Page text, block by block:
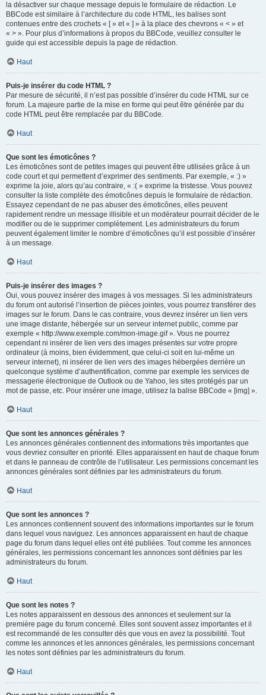
la désactiver sur chaque message depuis le formulaire de rédaction. Le
BBCode est similaire à l’architecture du code HTML, les balises sont
contenues entre des crochets « [ » et « ] » à la place des chevrons « < » et
« > ». Pour plus d’informations à propos du BBCode, veuillez consulter le
guide qui est accessible depuis la page de rédaction.
Haut
Puis-je insérer du code HTML ?
Par mesure de sécurité, il n’est pas possible d’insérer du code HTML sur ce
forum. La majeure partie de la mise en forme qui peut être générée par du
code HTML peut être remplacée par du BBCode.
Haut
Que sont les émoticônes ?
Les émoticônes sont de petites images qui peuvent être utilisées grâce à un
code court et qui permettent d’exprimer des sentiments. Par exemple, « :) »
exprime la joie, alors qu’au contraire, « :( » exprime la tristesse. Vous pouvez
consulter la liste complète des émoticônes depuis le formulaire de rédaction.
Essayez cependant de ne pas abuser des émoticônes, elles peuvent
rapidement rendre un message illisible et un modérateur pourrait décider de le
modifier ou de le supprimer complètement. Les administrateurs du forum
peuvent également limiter le nombre d’émoticônes qu’il est possible d’insérer
à un message.
Haut
Puis-je insérer des images ?
Oui, vous pouvez insérer des images à vos messages. Si les administrateurs
du forum ont autorisé l’insertion de pièces jointes, vous pourrez transférer des
images sur le forum. Dans le cas contraire, vous devrez insérer un lien vers
une image distante, hébergée sur un serveur internet public, comme par
exemple « http://www.exemple.com/mon-image.gif ». Vous ne pourrez
cependant ni insérer de lien vers des images présentes sur votre propre
ordinateur (à moins, bien évidemment, que celui-ci soit en lui-même un
serveur internet), ni insérer de lien vers des images hébergées derrière un
quelconque système d’authentification, comme par exemple les services de
messagerie électronique de Outlook ou de Yahoo, les sites protégés par un
mot de passe, etc. Pour insérer une image, utilisez la balise BBCode « [img] ».
Haut
Que sont les annonces générales ?
Les annonces générales contiennent des informations très importantes que
vous devriez consulter en priorité. Elles apparaissent en haut de chaque forum
et dans le panneau de contrôle de l’utilisateur. Les permissions concernant les
annonces générales sont définies par les administrateurs du forum.
Haut
Que sont les annonces ?
Les annonces contiennent souvent des informations importantes sur le forum
dans lequel vous naviguez. Les annonces apparaissent en haut de chaque
page du forum dans lequel elles ont été publiées. Tout comme les annonces
générales, les permissions concernant les annonces sont définies par les
administrateurs du forum.
Haut
Que sont les notes ?
Les notes apparaissent en dessous des annonces et seulement sur la
première page du forum concerné. Elles sont souvent assez importantes et il
est recommandé de les consulter dès que vous en avez la possibilité. Tout
comme les annonces et les annonces générales, les permissions concernant
les notes sont définies par les administrateurs du forum.
Haut